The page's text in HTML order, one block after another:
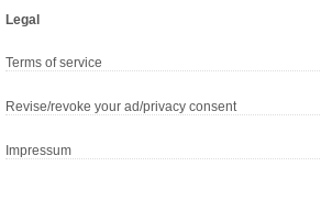
Legal
Terms of service
Revise/revoke your ad/privacy consent
Impressum